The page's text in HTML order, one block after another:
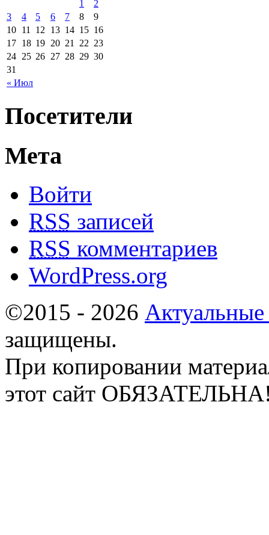
« Июл
1
2
3
4 5 6 7 8
9
10 11 12 13 14 15 16
17 18 19 20 21 22 23
24 25 26 27 28 29 30
31
Посетители
Мета
Войти
RSS записей
RSS комментариев
WordPress.org
©2015 - 2026
защищены.
При копировании
этот сайт